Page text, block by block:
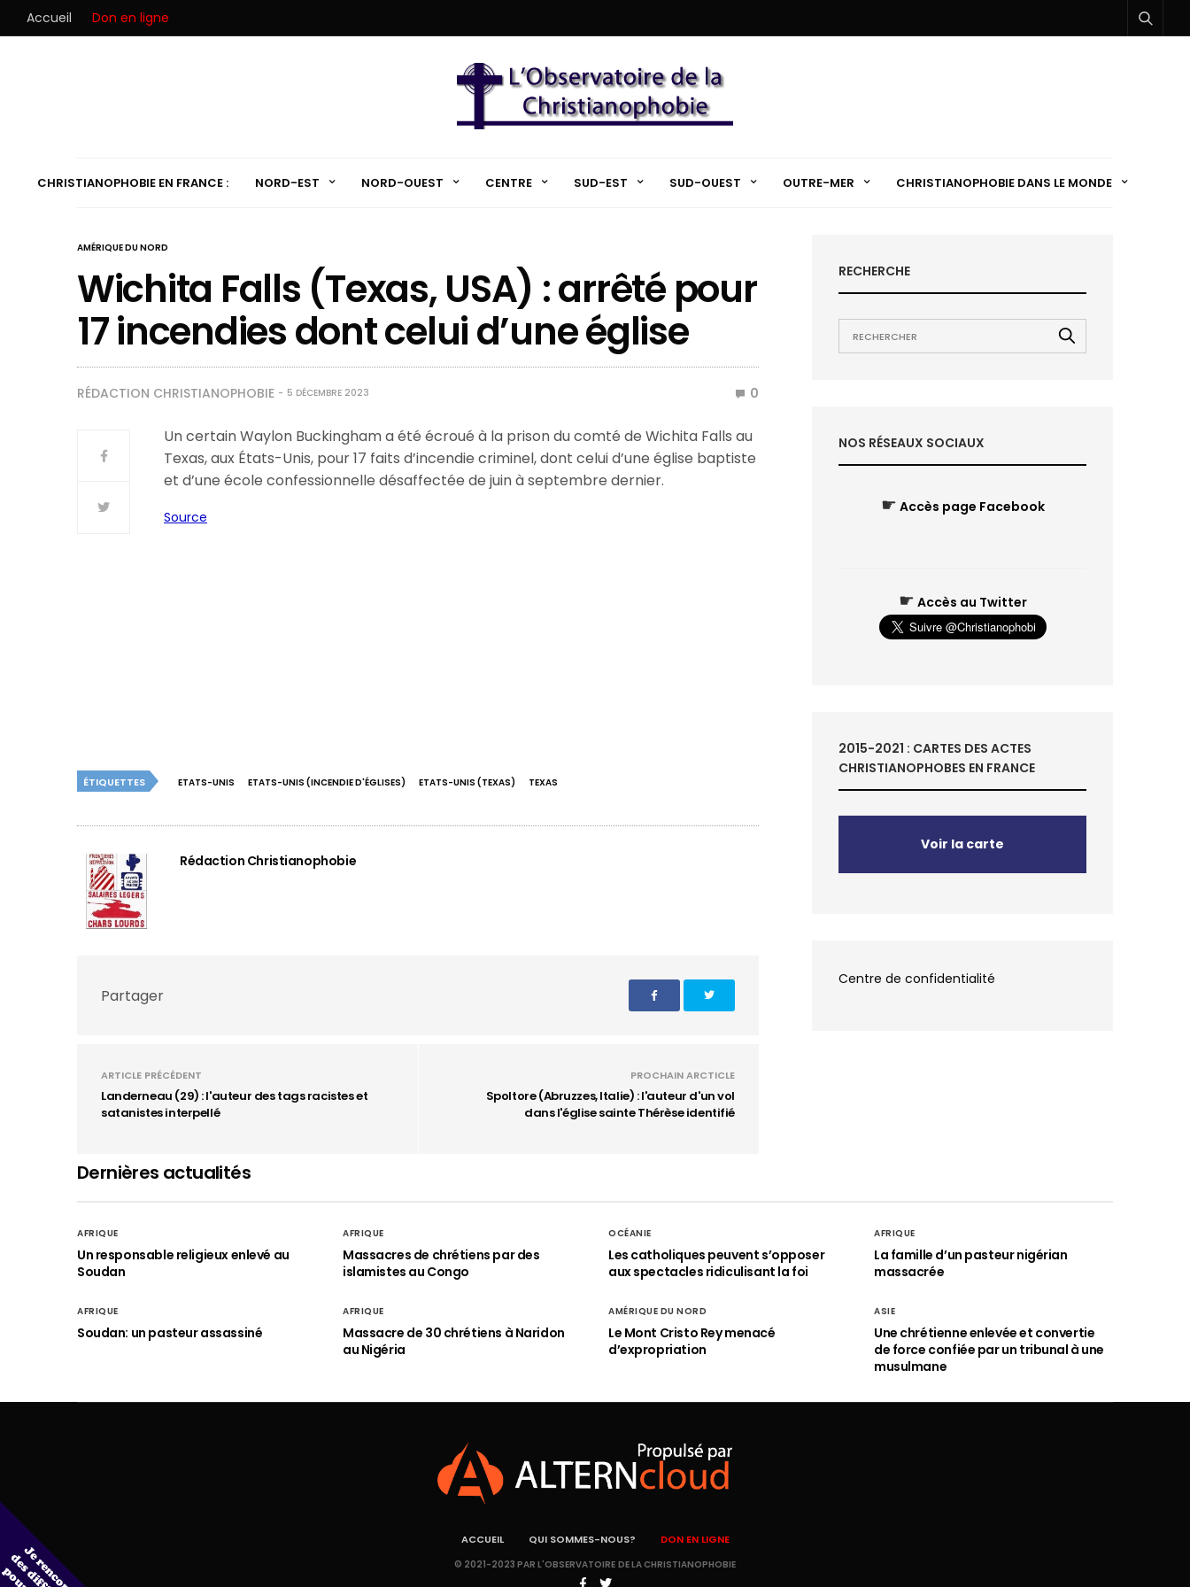
Accueil Don en ligne
CHRISTIANOPHOBIE EN FRANCE : NORD-EST NORD-OUEST CENTRE SUD-EST SUD-OUEST OUTRE-MER CHRISTIANOPHOBIE DANS LE MONDE
AMÉRIQUE DU NORD
Wichita Falls (Texas, USA) : arrêté pour
17 incendies dont celui d’une église
RÉDACTION CHRISTIANOPHOBIE 5 DÉCEMBRE 2023 0
Un certain Waylon Buckingham a été écroué à la prison du comté de Wichita Falls au
Texas, aux États-Unis, pour 17 faits d’incendie criminel, dont celui d’une église baptiste
et d’une école confessionnelle désaffectée de juin à septembre dernier.
Source
ÉTIQUETTES ETATS-UNIS ETATS-UNIS (INCENDIE D'ÉGLISES) ETATS-UNIS (TEXAS) TEXAS
Rédaction Christianophobie
Partager
ARTICLE PRÉCÉDENT
Landerneau (29) : l'auteur des tags racistes et
satanistes interpellé
PROCHAIN ARCTICLE
Spoltore (Abruzzes, Italie) : l'auteur d'un vol
dans l'église sainte Thérèse identifié
RECHERCHE
NOS RÉSEAUX SOCIAUX
☛ Accès page Facebook
☛ Accès au Twitter
2015-2021 : CARTES DES ACTES
CHRISTIANOPHOBES EN FRANCE
Voir la carte
Centre de confidentialité
Dernières actualités
AFRIQUE
Un responsable religieux enlevé au
Soudan
AFRIQUE
Massacres de chrétiens par des
islamistes au Congo
OCÉANIE
Les catholiques peuvent s’opposer
aux spectacles ridiculisant la foi
AFRIQUE
La famille d’un pasteur nigérian
massacrée
AFRIQUE
Soudan: un pasteur assassiné
AFRIQUE
Massacre de 30 chrétiens à Naridon
au Nigéria
AMÉRIQUE DU NORD
Le Mont Cristo Rey menacé
d’expropriation
ASIE
Une chrétienne enlevée et convertie
de force confiée par un tribunal à une
musulmane
ACCUEIL QUI SOMMES-NOUS? DON EN LIGNE
© 2021-2023 PAR L'OBSERVATOIRE DE LA CHRISTIANOPHOBIE